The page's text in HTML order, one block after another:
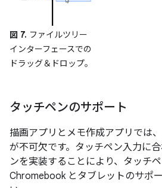
図 7. ファイルツリー
インターフェースでの
ドラッグ＆ドロップ。
タッチペンのサポート
描画アプリとメモ作成アプリでは
が不可欠です。タッチペン入力に
ンを実装することにより、タッチ
Chromebook とタブレットのサポ